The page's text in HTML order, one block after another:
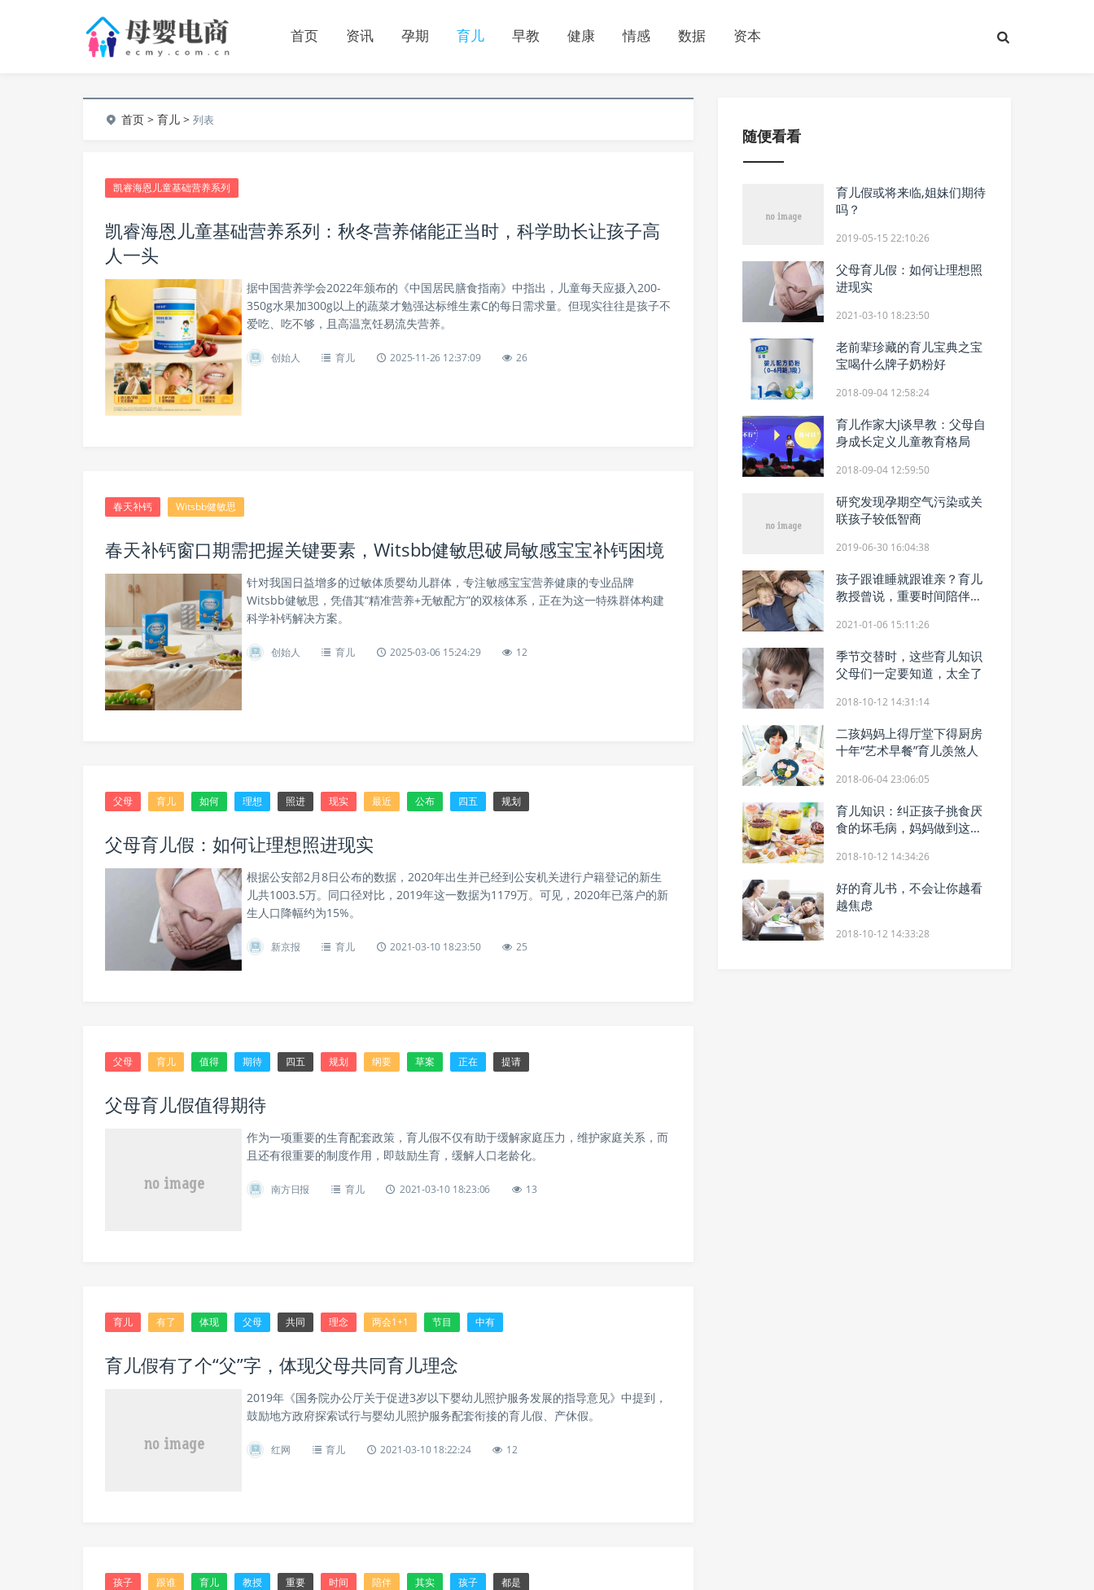
首页 资讯 孕期 育儿 早教 健康 情感 数据 资本
首页 >育儿 >列表
凯睿海恩儿童基础营养系列
凯睿海恩儿童基础营养系列：秋冬营养储能正当时，科学助长让孩子高
人一头
据中国营养学会2022年颁布的《中国居民膳食指南》中指出，儿童每天应摄入200-
350g水果加300g以上的蔬菜才勉强达标维生素C的每日需求量。但现实往往是孩子不
爱吃、吃不够，且高温烹饪易流失营养。
创始人 育儿 2025-11-26 12:37:09 26
春天补钙 Witsbb健敏思
春天补钙窗口期需把握关键要素，Witsbb健敏思破局敏感宝宝补钙困境
针对我国日益增多的过敏体质婴幼儿群体，专注敏感宝宝营养健康的专业品牌
Witsbb健敏思，凭借其“精准营养+无敏配方”的双核体系，正在为这一特殊群体构建
科学补钙解决方案。
创始人 育儿 2025-03-06 15:24:29 12
父母 育儿 如何 理想 照进 现实 最近 公布 四五 规划
父母育儿假：如何让理想照进现实
根据公安部2月8日公布的数据，2020年出生并已经到公安机关进行户籍登记的新生
儿共1003.5万。同口径对比，2019年这一数据为1179万。可见，2020年已落户的新
生人口降幅约为15%。
新京报 育儿 2021-03-10 18:23:50 25
父母 育儿 值得 期待 四五 规划 纲要 草案 正在 提请
父母育儿假值得期待
作为一项重要的生育配套政策，育儿假不仅有助于缓解家庭压力，维护家庭关系，而
且还有很重要的制度作用，即鼓励生育，缓解人口老龄化。
南方日报 育儿 2021-03-10 18:23:06 13
育儿 有了 体现 父母 共同 理念 两会1+1 节目 中有
育儿假有了个“父”字，体现父母共同育儿理念
2019年《国务院办公厅关于促进3岁以下婴幼儿照护服务发展的指导意见》中提到，
鼓励地方政府探索试行与婴幼儿照护服务配套衔接的育儿假、产休假。
红网 育儿 2021-03-10 18:22:24 12
孩子 跟谁 育儿 教授 重要 时间 陪伴 其实 孩子 都是
随便看看
育儿假或将来临,姐妹们期待
吗？
2019-05-15 22:10:26
父母育儿假：如何让理想照
进现实
2021-03-10 18:23:50
老前辈珍藏的育儿宝典之宝
宝喝什么牌子奶粉好
2018-09-04 12:58:24
育儿作家大J谈早教：父母自
身成长定义儿童教育格局
2018-09-04 12:59:50
研究发现孕期空气污染或关
联孩子较低智商
2019-06-30 16:04:38
孩子跟谁睡就跟谁亲？育儿
教授曾说，重要时间陪伴孩
2021-01-06 15:11:26
季节交替时，这些育儿知识
父母们一定要知道，太全了
2018-10-12 14:31:14
二孩妈妈上得厅堂下得厨房
十年“艺术早餐”育儿羡煞人
2018-06-04 23:06:05
育儿知识：纠正孩子挑食厌
食的坏毛病，妈妈做到这点
2018-10-12 14:34:26
好的育儿书，不会让你越看
越焦虑
2018-10-12 14:33:28